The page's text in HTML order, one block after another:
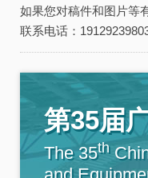
如果您对稿件和图片等
联系电话：
第35届
The 35th